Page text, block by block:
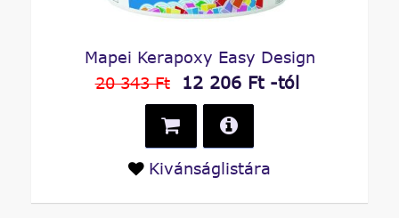
Mapei Kerapoxy Easy Design
20 343 Ft
12 206 Ft -tól
Kivánságlistára